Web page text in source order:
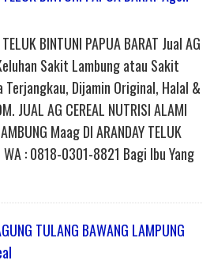
BINTUNI PAPUA BARAT Jual AG
Sakit Lambung atau Sakit
Terjangkau, Dijamin Original, Halal &
JUAL AG CEREAL NUTRISI ALAMI
Maag DI ARANDAY TELUK
WA : 0818-0301-8821 Bagi Ibu Yang
TULANG BAWANG LAMPUNG